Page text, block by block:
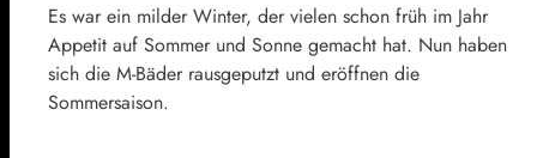
Es war ein milder Winter, der vielen schon früh im Jahr
Appetit auf Sommer und Sonne gemacht hat. Nun haben
sich die M-Bäder rausgeputzt und eröffnen die
Sommersaison.